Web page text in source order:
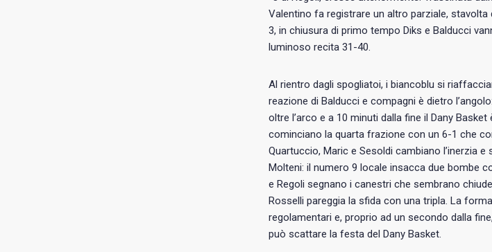
Valentino fa registrare un altro parziale,
3, in chiusura di primo tempo Diks e Balducci
luminoso recita 31-40.
Al rientro dagli spogliatoi, i biancoblu si
reazione di Balducci e compagni è dietro
oltre l’arco e a 10 minuti dalla fine il Dany
cominciano la quarta frazione con un 6-1 che
Quartuccio, Maric e Sesoldi cambiano l’inerzia
Molteni: il numero 9 locale insacca due bombe
e Regoli segnano i canestri che sembrano
Rosselli pareggia la sfida con una tripla. La
regolamentari e, proprio ad un secondo dalla
può scattare la festa del Dany Basket.